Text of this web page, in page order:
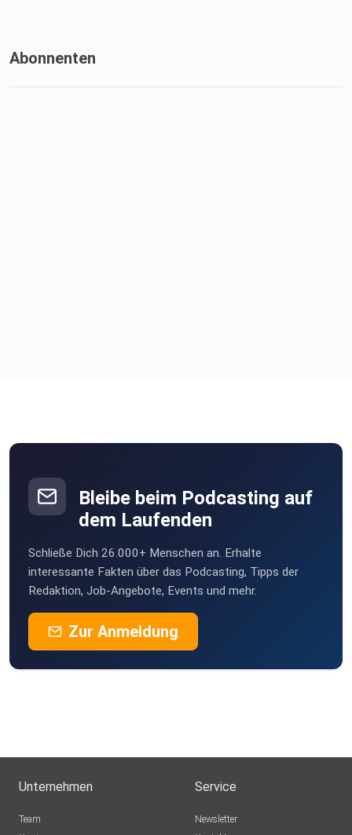
Abonnenten
Bleibe beim Podcasting auf
dem Laufenden
Schließe Dich 26.000+ Menschen an. Erhalte
interessante Fakten über das Podcasting, Tipps der
Redaktion, Job-Angebote, Events und mehr.
Zur Anmeldung
Unternehmen
Team
Service
Newsletter